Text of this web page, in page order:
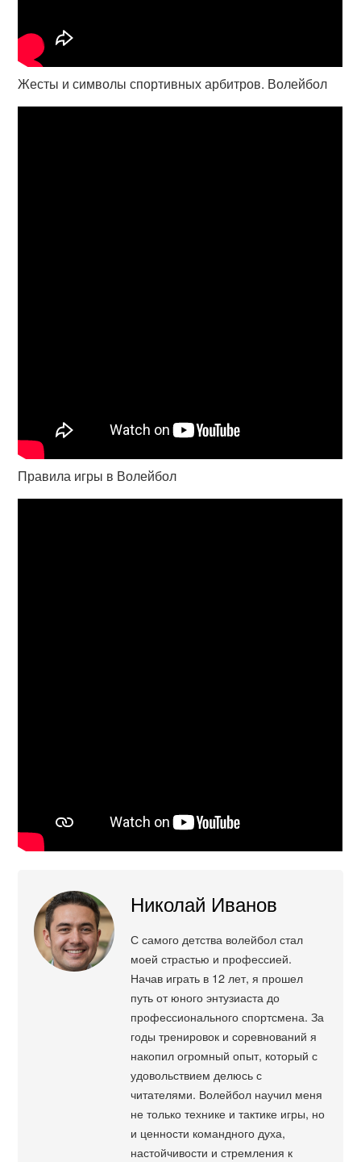
Жесты и символы спортивных арбитров. Волейбол
Правила игры в Волейбол
Николай Иванов
С самого детства волейбол стал
моей страстью и профессией.
Начав играть в 12 лет, я прошел
путь от юного энтузиаста до
профессионального спортсмена. За
годы тренировок и соревнований я
накопил огромный опыт, который с
удовольствием делюсь с
читателями. Волейбол научил меня
не только технике и тактике игры, но
и ценности командного духа,
настойчивости и стремления к